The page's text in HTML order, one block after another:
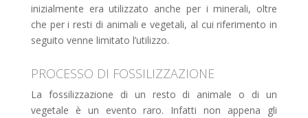
inizialmente era utilizzato anche per i minerali, oltre
che per i resti di animali e vegetali, al cui riferimento in
seguito venne limitato l’utilizzo.
PROCESSO DI FOSSILIZZAZIONE
La fossilizzazione di un resto di animale o di un
vegetale è un evento raro. Infatti non appena gli